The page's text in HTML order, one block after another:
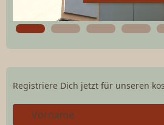
Registriere Dich jetzt für unseren